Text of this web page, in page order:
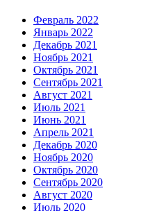
Февраль 2022
Январь 2022
Декабрь 2021
Ноябрь 2021
Октябрь 2021
Сентябрь 2021
Август 2021
Июль 2021
Июнь 2021
Апрель 2021
Декабрь 2020
Ноябрь 2020
Октябрь 2020
Сентябрь 2020
Август 2020
Июль 2020